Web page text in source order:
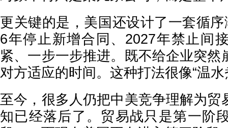
更关键的是，美国还设计了一套循
6年停止新增合同、2027年禁止间
紧、一步一步推进。既不给企业突然
对方适应的时间。这种打法很像“温水
至今，很多人仍把中美竞争理解为贸
知已经落后了。贸易战只是第一阶